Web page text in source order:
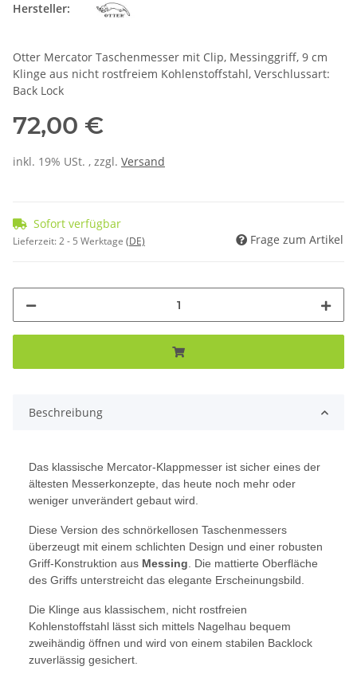
Hersteller:
Otter Mercator Taschenmesser mit Clip, Messinggriff, 9 cm
Klinge aus nicht rostfreiem Kohlenstoffstahl, Verschlussart:
Back Lock
72,00 €
inkl. 19% USt. , zzgl. Versand
Sofort verfügbar
Lieferzeit:2 - 5 Werktage (DE) Frage zum Artikel
Beschreibung
Das klassische Mercator-Klappmesser ist sicher eines der
ältesten Messerkonzepte, das heute noch mehr oder
weniger unverändert gebaut wird.
Diese Version des schnörkellosen Taschenmessers
überzeugt mit einem schlichten Design und einer robusten
Griff-Konstruktion aus Messing. Die mattierte Oberfläche
des Griffs unterstreicht das elegante Erscheinungsbild.
Die Klinge aus klassischem, nicht rostfreien
Kohlenstoffstahl lässt sich mittels Nagelhau bequem
zweihändig öffnen und wird von einem stabilen Backlock
zuverlässig gesichert.